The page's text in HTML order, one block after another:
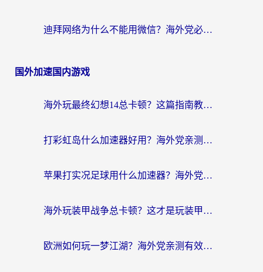
迪拜网络为什么不能用微信？海外党必看的回国加速解决方案
国外加速国内游戏
海外玩最终幻想14总卡顿？这篇指南教你选对加速器（附非洲美国玩家实测）
打彩虹岛什么加速器好用？海外党亲测的国服游戏加速终极指南
苹果打实况足球用什么加速器？海外党亲测有效的国服游戏加速指南
海外玩装甲战争总卡顿？这才是玩装甲战争最好的加速器（附马来西亚玩重装上阵攻略）
欧洲如何玩一梦江湖？海外党亲测有效的国服游戏加速指南